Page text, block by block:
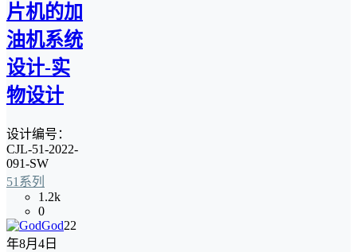
片机的加
油机系统
设计-实
物设计
设计编号：
CJL-51-2022-
091-SW
51系列
1.2k
0
God22
年8月4日